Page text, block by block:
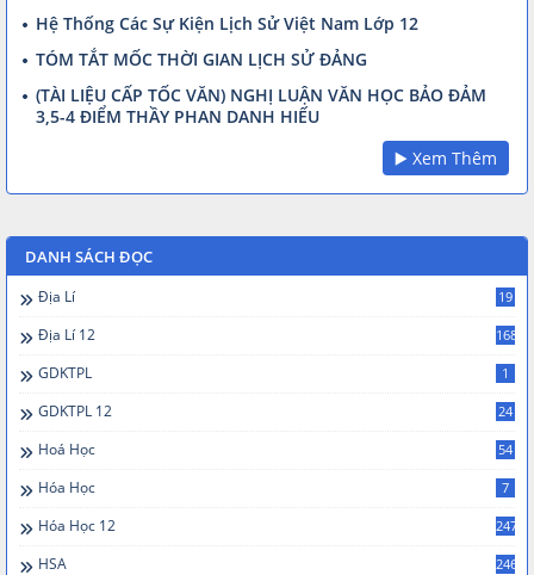
Hệ Thống Các Sự Kiện Lịch Sử Việt Nam Lớp 12
TÓM TẮT MỐC THỜI GIAN LỊCH SỬ ĐẢNG
(TÀI LIỆU CẤP TỐC VĂN) NGHỊ LUẬN VĂN HỌC BẢO ĐẢM
3,5-4 ĐIỂM THẦY PHAN DANH HIẾU
▶️ Xem Thêm
DANH SÁCH ĐỌC
Địa Lí 19
Địa Lí 12 168
GDKTPL 1
GDKTPL 12 24
Hoá Học 54
Hóa Học 7
Hóa Học 12 247
HSA 246